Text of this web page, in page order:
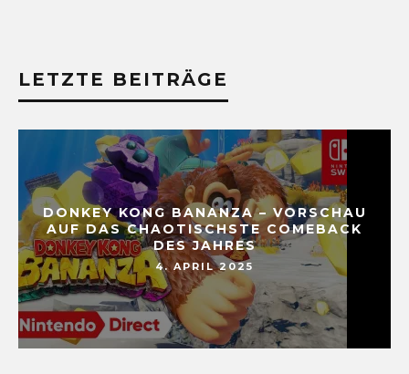
LETZTE BEITRÄGE
DONKEY KONG BANANZA – VORSCHAU
AUF DAS CHAOTISCHSTE COMEBACK
DES JAHRES
4. APRIL 2025